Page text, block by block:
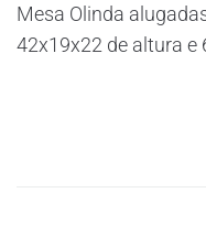
Mesa Olinda
42x19x22 de altura e